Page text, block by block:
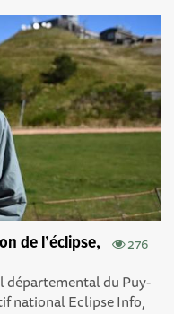
276
de l’éclipse,
départemental du Puy-
national Eclipse Info,